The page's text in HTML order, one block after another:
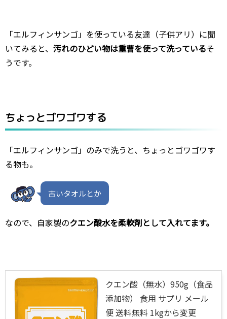
「エルフィンサンゴ」を使っている友達（子供アリ）に聞
いてみると、 汚れのひどい物は重曹を使って洗っているそ
うです。
ちょっとゴワゴワする
「エルフィンサンゴ」のみで洗うと、ちょっとゴワゴワす
る物も。
古いタオルとか
なので、自家製のクエン酸水を柔軟剤として入れてます。
クエン酸（無水）950g（食品
添加物） 食用 サプリ メール
便 送料無料 1kgから変更